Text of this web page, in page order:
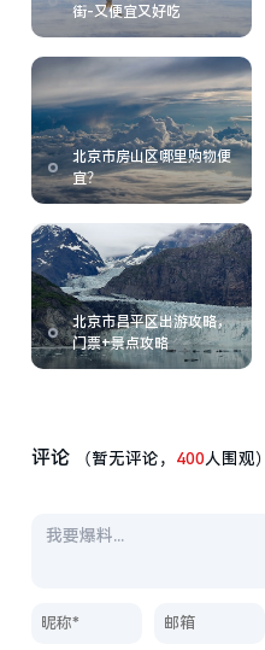
街-又便宜又好吃
北京市房山区哪里购物便
宜？
北京市昌平区出游攻略，
门票+景点攻略
评论 （暂无评论， 400人围观）